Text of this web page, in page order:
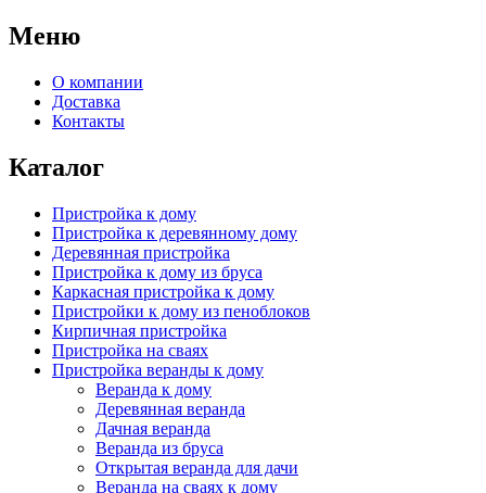
Меню
О компании
Доставка
Контакты
Каталог
Пристройка к дому
Пристройка к деревянному дому
Деревянная пристройка
Пристройка к дому из бруса
Каркасная пристройка к дому
Пристройки к дому из пеноблоков
Кирпичная пристройка
Пристройка на сваях
Пристройка веранды к дому
Веранда к дому
Деревянная веранда
Дачная веранда
Веранда из бруса
Открытая веранда для дачи
Веранда на сваях к дому